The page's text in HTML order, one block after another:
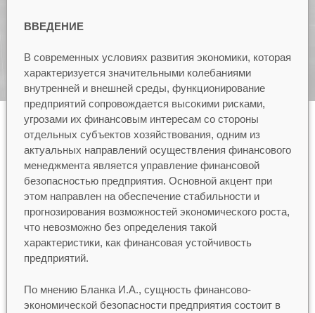
ВВЕДЕНИЕ
В современных условиях развития экономики, которая
характеризуется значительными колебаниями
внутренней и внешней среды, функционирование
предприятий сопровождается высокими рисками,
угрозами их финансовым интересам со стороны
отдельных субъектов хозяйствования, одним из
актуальных направлений осуществления финансового
менеджмента является управление финансовой
безопасностью предприятия. Основной акцент при
этом направлен на обеспечение стабильности и
прогнозирования возможностей экономического роста,
что невозможно без определения такой
характеристики, как финансовая устойчивость
предприятий.
По мнению Бланка И.А., сущность финансово-
экономической безопасности предприятия состоит в